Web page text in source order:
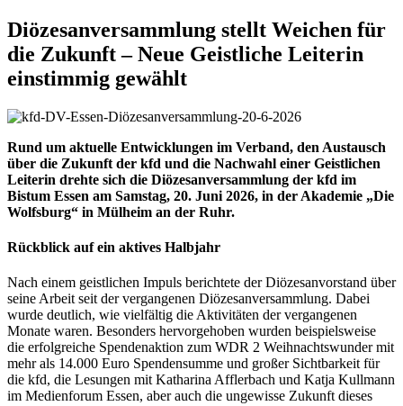
Diözesanversammlung stellt Weichen für
die Zukunft – Neue Geistliche Leiterin
einstimmig gewählt
Rund um aktuelle Entwicklungen im Verband, den Austausch
über die Zukunft der kfd und die Nachwahl einer Geistlichen
Leiterin drehte sich die Diözesanversammlung der kfd im
Bistum Essen am Samstag, 20. Juni 2026, in der Akademie „Die
Wolfsburg“ in Mülheim an der Ruhr.
Rückblick auf ein aktives Halbjahr
Nach einem geistlichen Impuls berichtete der Diözesanvorstand über
seine Arbeit seit der vergangenen Diözesanversammlung. Dabei
wurde deutlich, wie vielfältig die Aktivitäten der vergangenen
Monate waren. Besonders hervorgehoben wurden beispielsweise
die erfolgreiche Spendenaktion zum WDR 2 Weihnachtswunder mit
mehr als 14.000 Euro Spendensumme und großer Sichtbarkeit für
die kfd, die Lesungen mit Katharina Afflerbach und Katja Kullmann
im Medienforum Essen, aber auch die ungewisse Zukunft dieses